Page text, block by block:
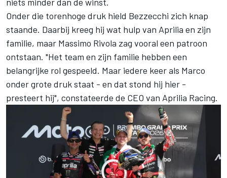
Onder die torenhoge druk hield Bezzecchi zich knap
staande. Daarbij kreeg hij wat hulp van Aprilia en zijn
familie, maar Massimo Rivola zag vooral een patroon
ontstaan. "Het team en zijn familie hebben een
belangrijke rol gespeeld. Maar iedere keer als Marco
onder grote druk staat - en dat stond hij hier -
presteert hij", constateerde de CEO van Aprilia Racing.